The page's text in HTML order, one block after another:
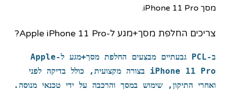
מסך iPhone 11 Pro.
צריכים החלפת מסך+מגע ל-Apple iPhone 11 Pro?
ב-PCL גבעתיים מבצעים החלפת מסך+מגעל-Apple
iPhone 11 Pro בצורה מקצועית, כולל בדיקה לפני
ואחרי התיקון, שימוש במסך והרכבה על ידי טכנאי מנוסה.